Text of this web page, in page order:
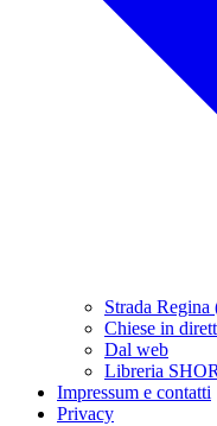
Strada
Chiese in
Dal web
Libreria
Impressum e contatti
Privacy